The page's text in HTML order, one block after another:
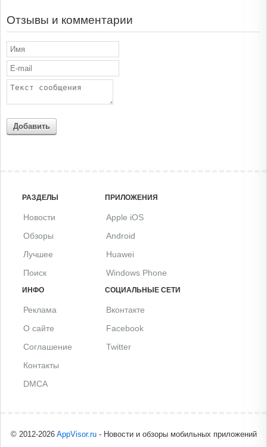
Отзывы и комментарии
Добавить
РАЗДЕЛЫ
Новости
Обзоры
Лучшее
Поиск
ПРИЛОЖЕНИЯ
Apple iOS
Android
Huawei
Windows Phone
ИНФО
Реклама
О сайте
Соглашение
Контакты
DMCA
СОЦИАЛЬНЫЕ СЕТИ
Вконтакте
Facebook
Twitter
© 2012-2026 AppVisor.ru- Новости и обзоры мобильных приложений